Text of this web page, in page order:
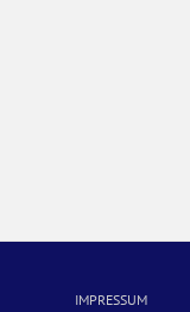
IMPRESSUM